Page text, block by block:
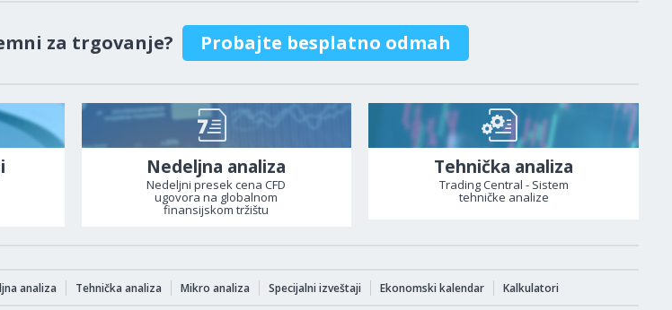
za trgovanje? Probajte besplatno odmah
Nedeljna analiza
Nedeljni presek cena CFD
ugovora na globalnom
finansijskom tržištu
Tehnička analiza
Trading Central - Sistem
tehničke analize
analiza Tehnička analiza Mikro analiza Specijalni izveštaji Ekonomski kalendar Kalkulatori